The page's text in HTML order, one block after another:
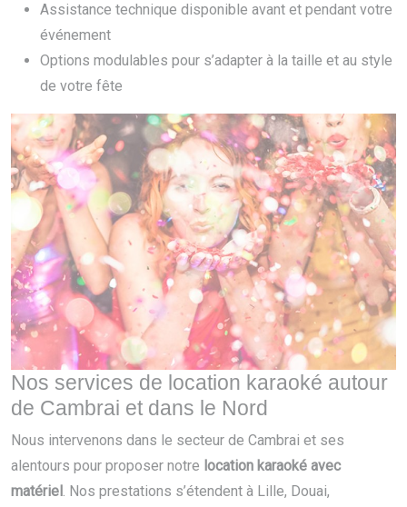
Assistance technique disponible avant et pendant votre
événement
Options modulables pour s’adapter à la taille et au style
de votre fête
Nos services de location karaoké autour
de Cambrai et dans le Nord
Nous intervenons dans le secteur de Cambrai et ses
alentours pour proposer notre location karaoké avec
matériel . Nos prestations s’étendent à Lille, Douai,